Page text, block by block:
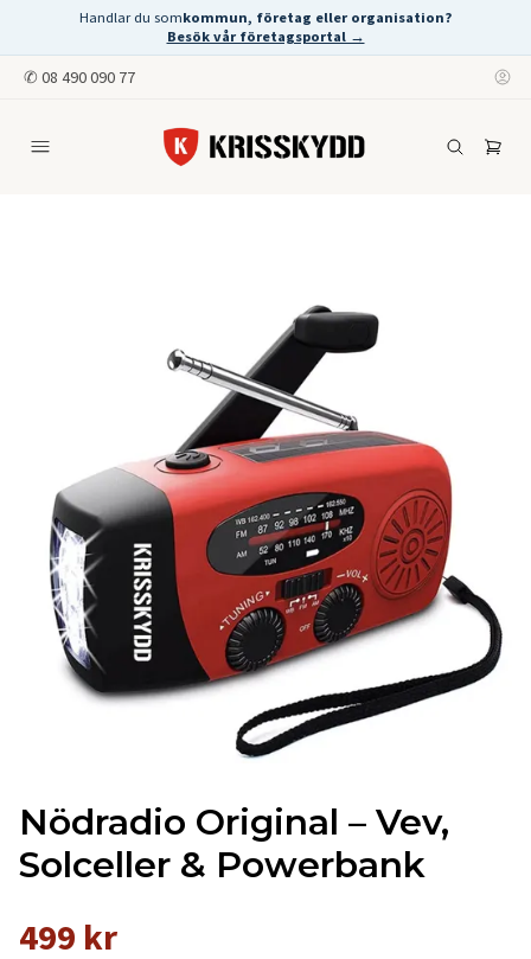
Handlar du somkommun, företag eller organisation?
Besök vår företagsportal →
✆ 08 490 090 77
Nödradio Original – Vev,
Solceller & Powerbank
499 kr